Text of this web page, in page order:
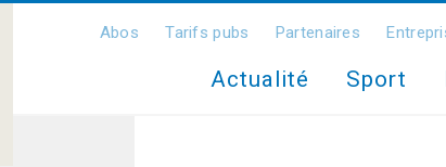
Abos Tarifs pubs Partenaires
Actualité Sport